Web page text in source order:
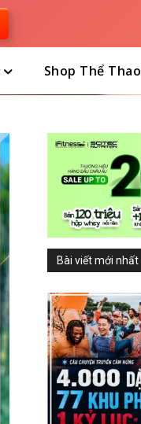
Shop Thể Thao
Bài viết mới nhất